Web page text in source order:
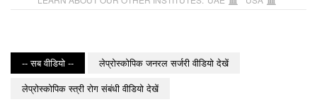
-- सब वीडियो --
लेप्रोस्कोपिक जनरल सर्जरी वीडियो देखें
लेप्रोस्कोपिक स्त्री रोग संबंधी वीडियो देखें